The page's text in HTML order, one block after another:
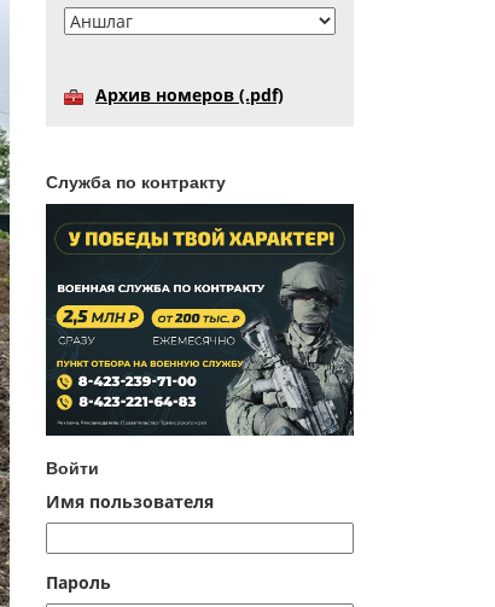
Архив номеров (.pdf)
Служба по контракту
Войти
Имя пользователя
Пароль